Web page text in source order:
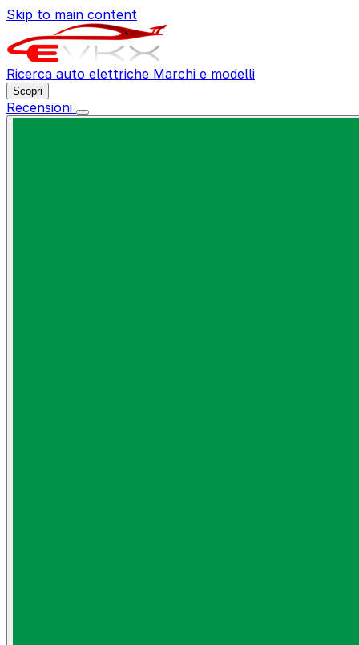
Skip to main content
Ricerca auto elettriche Marchi e modelli
Scopri
Recensioni